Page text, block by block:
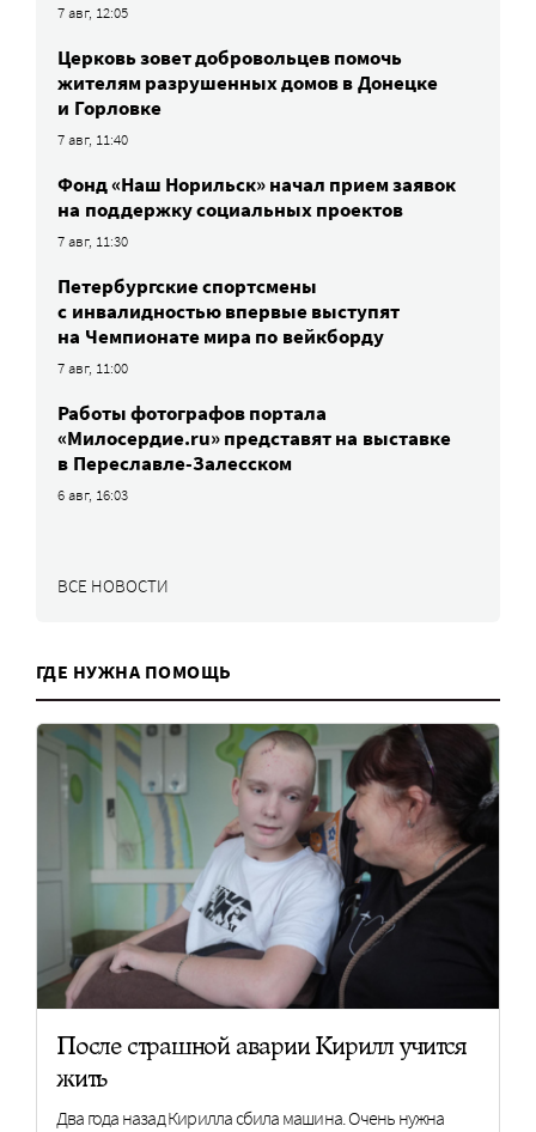
7 авг, 12:05
Церковь зовет добровольцев помочь
жителям разрушенных домов в Донецке
и Горловке
7 авг, 11:40
Фонд «Наш Норильск» начал прием заявок
на поддержку социальных проектов
7 авг, 11:30
Петербургские спортсмены
c инвалидностью впервые выступят
на Чемпионате мира по вейкборду
7 авг, 11:00
Работы фотографов портала
«Милосердие.ru» представят на выставке
в Переславле-Залесском
6 авг, 16:03
ВСЕ НОВОСТИ
ГДЕ НУЖНА ПОМОЩЬ
После страшной аварии Кирилл учится
жить
Два года назад Кирилла сбила машина. Очень нужна